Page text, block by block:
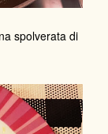
spolverata di